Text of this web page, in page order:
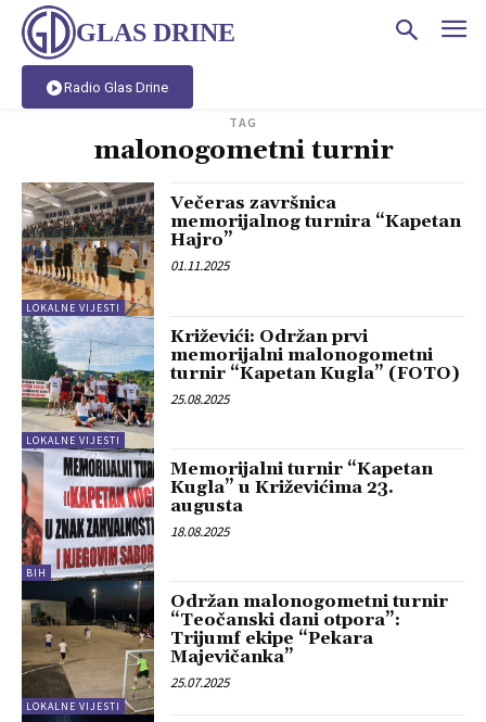
GLAS DRINE
Radio Glas Drine
TAG
malonogometni turnir
LOKALNE VIJESTI
Večeras završnica
memorijalnog turnira “Kapetan
Hajro”
01.11.2025
LOKALNE VIJESTI
Križevići: Održan prvi
memorijalni malonogometni
turnir “Kapetan Kugla” (FOTO)
25.08.2025
BIH
Memorijalni turnir “Kapetan
Kugla” u Križevićima 23.
augusta
18.08.2025
LOKALNE VIJESTI
Održan malonogometni turnir
“Teočanski dani otpora”:
Trijumf ekipe “Pekara
Majevičanka”
25.07.2025